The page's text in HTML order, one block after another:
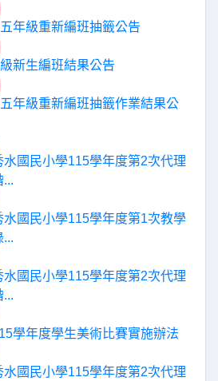
年級重新編班抽籤公告
新生編班結果公告
年級重新編班抽籤作業結果公
國民小學115學年度第2次代理
...
國民小學115學年度第1次教學
...
國民小學115學年度第2次代理
...
學年度學生美術比賽實施辦法
國民小學115學年度第2次代理